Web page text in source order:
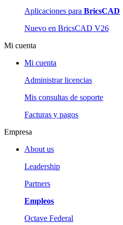
Aplicaciones para BricsCAD
Nuevo en BricsCAD V26
Mi cuenta
Mi cuenta
Administrar licencias
Mis consultas de soporte
Facturas y pagos
Empresa
About us
Leadership
Partners
Empleos
Octave Federal